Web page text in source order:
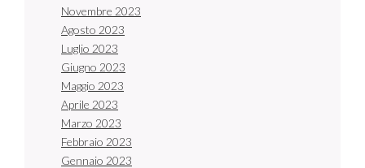
Novembre 2023
Agosto 2023
Luglio 2023
Giugno 2023
Maggio 2023
Aprile 2023
Marzo 2023
Febbraio 2023
Gennaio 2023